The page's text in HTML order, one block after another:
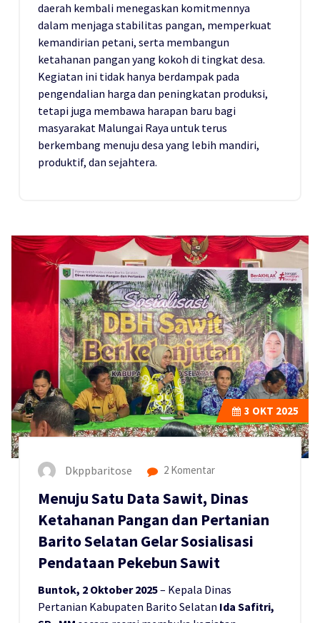
daerah kembali menegaskan komitmennya
dalam menjaga stabilitas pangan, memperkuat
kemandirian petani, serta membangun
ketahanan pangan yang kokoh di tingkat desa.
Kegiatan ini tidak hanya berdampak pada
pengendalian harga dan peningkatan produksi,
tetapi juga membawa harapan baru bagi
masyarakat Malungai Raya untuk terus
berkembang menuju desa yang lebih mandiri,
produktif, dan sejahtera.
3 OKT 2025
Dkppbaritose 2 Komentar
Menuju Satu Data Sawit, Dinas
Ketahanan Pangan dan Pertanian
Barito Selatan Gelar Sosialisasi
Pendataan Pekebun Sawit
Buntok, 2 Oktober 2025– Kepala Dinas
Pertanian Kabupaten Barito Selatan Ida Safitri,